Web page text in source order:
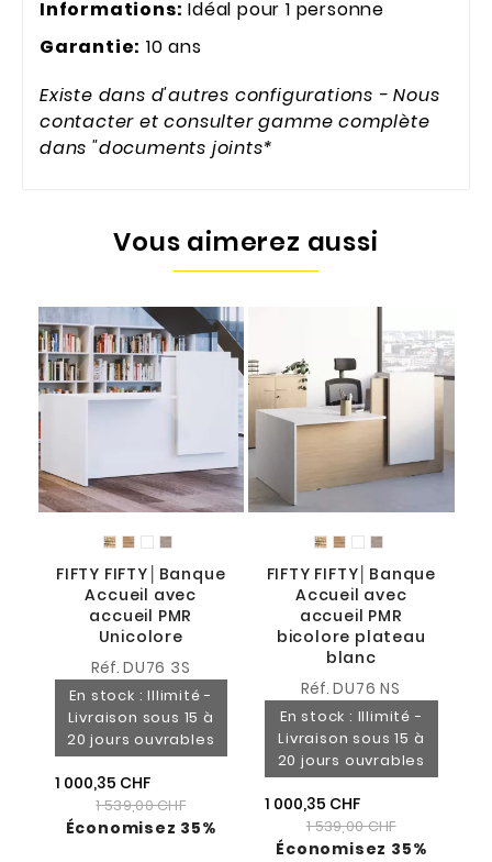
Informations: Idéal pour 1 personne
Garantie: 10 ans
Existe dans d'autres configurations - Nous
contacter et consulter gamme complète
dans "documents joints*
Vous aimerez aussi
FIFTY FIFTY│Banque
Accueil avec
accueil PMR
Unicolore
Réf. DU76 3S
En stock : Illimité -
Livraison sous 15 à
20 jours ouvrables
1 000,35 CHF
1 539,00 CHF
Économisez 35%
FIFTY FIFTY│Banque
Accueil avec
accueil PMR
bicolore plateau
blanc
Réf.DU76 NS
En stock : Illimité -
Livraison sous 15 à
20 jours ouvrables
1 000,35 CHF
1 539,00 CHF
Économisez 35%